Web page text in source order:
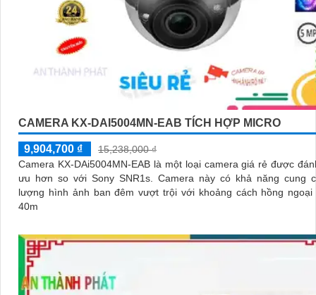
CAMERA KX-DAI5004MN-EAB TÍCH HỢP MICRO
9,904,700 ₫
15,238,000 ₫
Camera KX-DAi5004MN-EAB là một loại camera giá rẻ được
ưu hơn so với Sony SNR1s. Camera này có khả năng cung cấp chất
lượng hình ảnh ban đêm vượt trội với khoảng cách hồng ngoại
40m